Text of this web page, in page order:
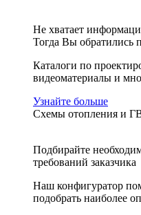
Не хватает
Тогда Вы обратились
Каталоги по
видеоматериалы и
Узнайте больше
Схемы отопления и
Подбирайте
требований заказчика
Наш конфигуратор
подобрать наиболее